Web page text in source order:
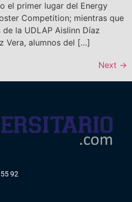
el primer lugar del Energy
Competition; mientras que
la UDLAP Aislinn Díaz
Vera, alumnos del […]
Next →
92